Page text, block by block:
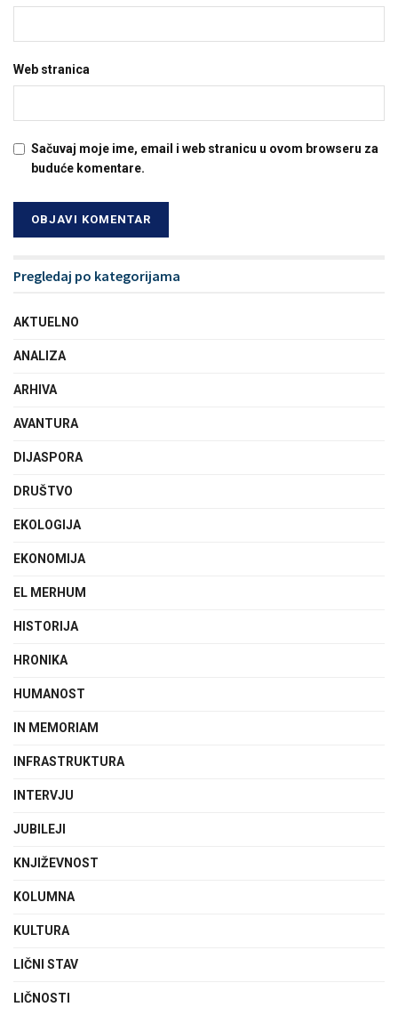
Web stranica
Sačuvaj moje ime, email i web stranicu u ovom browseru za
buduće komentare.
Pregledaj po kategorijama
AKTUELNO
ANALIZA
ARHIVA
AVANTURA
DIJASPORA
DRUŠTVO
EKOLOGIJA
EKONOMIJA
EL MERHUM
HISTORIJA
HRONIKA
HUMANOST
IN MEMORIAM
INFRASTRUKTURA
INTERVJU
JUBILEJI
KNJIŽEVNOST
KOLUMNA
KULTURA
LIČNI STAV
LIČNOSTI